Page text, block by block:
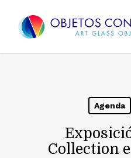
Agenda
Collection